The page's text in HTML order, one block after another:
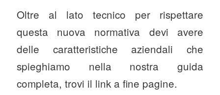
Oltre al lato tecnico per rispettare
questa nuova normativa devi avere
delle caratteristiche aziendali che
spieghiamo nella nostra guida
completa, trovi il link a fine pagine.